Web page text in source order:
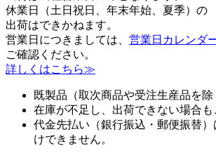
休業日（土日祝日、年末年始、夏季）の
出荷はできかねます。
営業日につきましては、 営業日カレンダ
ご確認ください。
詳しくはこちら≫
既製品（取次商品や受注生産品を除
在庫が不足し、出荷できない場合も
代金先払い（銀行振込・郵便振替
けできません。